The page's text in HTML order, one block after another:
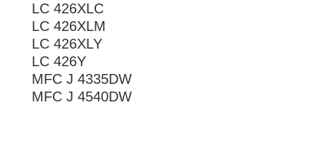
LC 426XLC
LC 426XLM
LC 426XLY
LC 426Y
MFC J 4335DW
MFC J 4540DW